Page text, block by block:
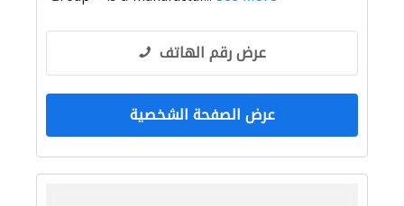
عرض رقم الهاتف
عرض الصفحة الشخصية